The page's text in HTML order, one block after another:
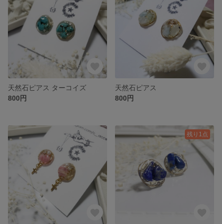
天然石ピアス ターコイズ
800円
天然石ピアス
800円
残り1点